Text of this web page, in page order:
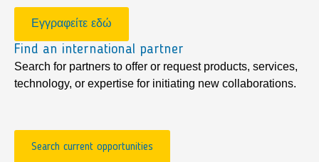
Εγγραφείτε εδώ
Find an international partner
Search for partners to offer or request products, services,
technology, or expertise for initiating new collaborations.
Search current opportunities